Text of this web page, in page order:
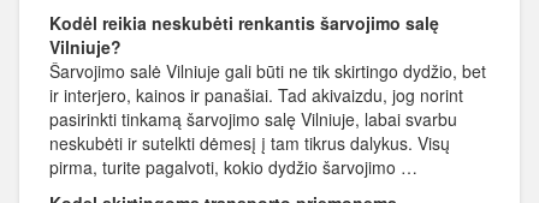
Kodėl reikia neskubėti renkantis šarvojimo salę
Vilniuje?
Šarvojimo salė Vilniuje gali būti ne tik skirtingo dydžio, bet
ir interjero, kainos ir panašiai. Tad akivaizdu, jog norint
pasirinkti tinkamą šarvojimo salę Vilniuje, labai svarbu
neskubėti ir sutelkti dėmesį į tam tikrus dalykus. Visų
pirma, turite pagalvoti, kokio dydžio šarvojimo …